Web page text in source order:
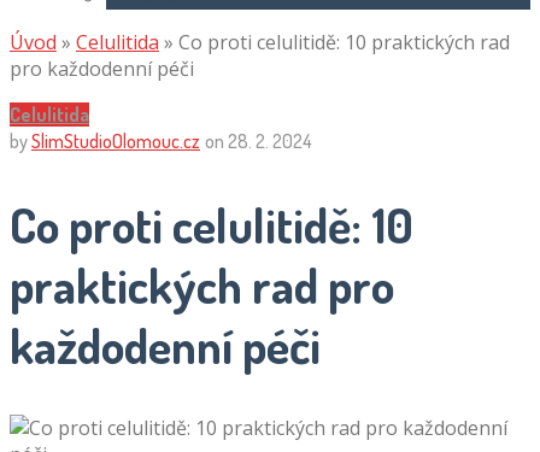
Úvod » Celulitida » Co proti celulitidě: 10 praktických rad
pro každodenní péči
Celulitida
bySlimStudioOlomouc.cz on 28. 2. 2024
Co proti celulitidě: 10
praktických rad pro
každodenní péči